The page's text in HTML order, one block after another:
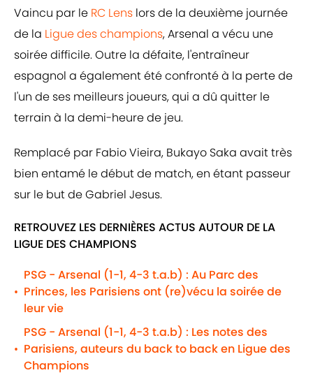
Vaincu par le RC Lens lors de la deuxième journée
de la Ligue des champions, Arsenal a vécu une
soirée difficile. Outre la défaite, l'entraîneur
espagnol a également été confronté à la perte de
l'un de ses meilleurs joueurs, qui a dû quitter le
terrain à la demi-heure de jeu.
Remplacé par Fabio Vieira, Bukayo Saka avait très
bien entamé le début de match, en étant passeur
sur le but de Gabriel Jesus.
RETROUVEZ LES DERNIÈRES ACTUS AUTOUR DE LA
LIGUE DES CHAMPIONS
•
PSG - Arsenal (1-1, 4-3 t.a.b) : Au Parc des
Princes, les Parisiens ont (re)vécu la soirée de
leur vie
•
PSG - Arsenal (1-1, 4-3 t.a.b) : Les notes des
Parisiens, auteurs du back to back en Ligue des
Champions